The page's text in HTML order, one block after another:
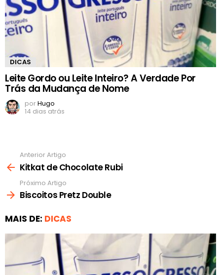
DICAS
Leite Gordo ou Leite Inteiro? A Verdade Por
Trás da Mudança de Nome
porHugo
14 dias atrás
mais
Anterior Artigo
Kitkat de Chocolate Rubi
Próximo Artigo
Biscoitos Pretz Double
MAIS DE: DICAS